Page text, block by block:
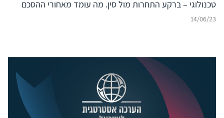
טכנולוגי – ברקע התחרות מול סין. מה עומד מאחורי ההסכם
הנרחב והמשמעותי?
14/06/23